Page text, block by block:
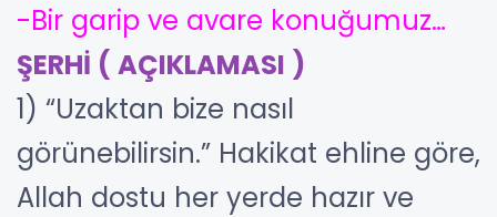
-Bir garip ve avare konuğumuz…
ŞERHİ ( AÇIKLAMASI )
1) “Uzaktan bize nasıl
görünebilirsin.” Hakikat ehline göre,
Allah dostu her yerde hazır ve